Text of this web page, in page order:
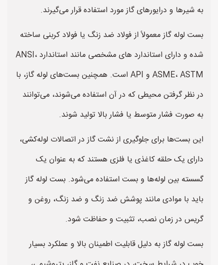
به شیرها و درایورهای گاز مورد استفاده قرار می‌گیرند.
بست لوله گاز معمولاً از فولاد ضد زنگ یا فولاد کربنی ساخته
شده و دارای استاندارد های مشخصی مانند استاندارد ANSI،
ASME، ASTM و API است. همچنین بست‌های لوله گاز، با
در نظر گرفتن محیطی که در آن استفاده می‌شوند، می‌توانند
به صورت فشار متوسط یا فشار بالا تولید شوند.
این بست‌ها برای جلوگیری از نشت گاز در اتصالات لوله‌کشی،
دارای یک حلقه کاغذی یا فلزی هستند که به عنوان یک
گسسته بین لوله‌ها و بست استفاده می‌شود. بست لوله گاز
باید با موادی مانند پوشش ضد زنگ و ضد زنگ، روغن و
گریس در زمان نصب، تثبیت و حفاظت شود.
بست لوله گاز به دلیل قابلیت اطمینان بالا و عملکرد بسیار